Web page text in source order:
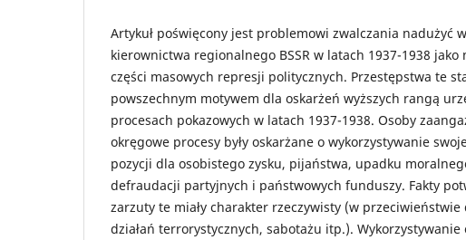
Artykuł poświęcony jest problemowi zwalczania nadużyć
kierownictwa regionalnego BSSR w latach 1937-1938 jako
części masowych represji politycznych. Przestępstwa te
powszechnym motywem dla oskarżeń wyższych rangą
procesach pokazowych w latach 1937-1938. Osoby
okręgowe procesy były oskarżane o wykorzystywanie
pozycji dla osobistego zysku, pijaństwa, upadku
defraudacji partyjnych i państwowych funduszy. Fakty
zarzuty te miały charakter rzeczywisty (w przeciwieństwie
działań terrorystycznych, sabotażu itp.).